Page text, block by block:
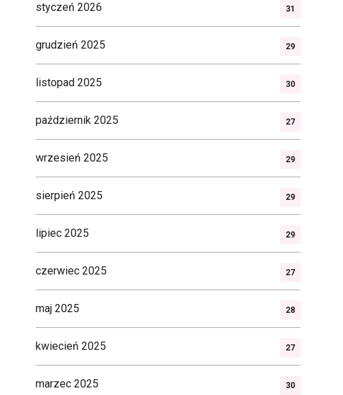
styczeń 2026 31
grudzień 2025 29
listopad 2025 30
październik 2025 27
wrzesień 2025 29
sierpień 2025 29
lipiec 2025 29
czerwiec 2025 27
maj 2025 28
kwiecień 2025 27
marzec 2025 30